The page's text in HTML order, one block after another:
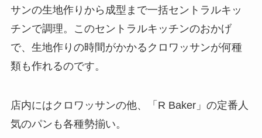
サンの生地作りから成型まで一括セントラルキッ
チンで調理。このセントラルキッチンのおかげ
で、生地作りの時間がかかるクロワッサンが何種
類も作れるのです。
店内にはクロワッサンの他、「R Baker」の定番人
気のパンも各種勢揃い。